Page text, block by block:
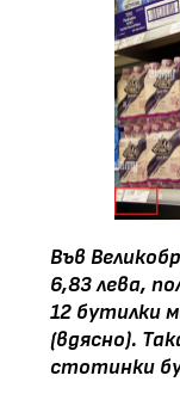
Във
6,83 лева,
12 бутилки
(вдясно).
стотинки